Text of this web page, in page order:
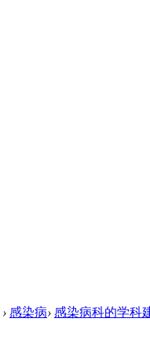
› 感染病› 感染病科的学科